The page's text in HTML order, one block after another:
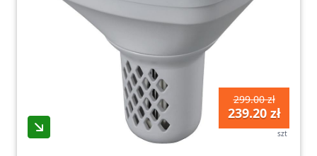
299.00 zł
239.20 zł
szt